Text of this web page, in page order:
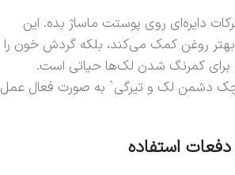
دایره‌ای روی پوستت ماساژ بده. این
روغن کمک می‌کند، بلکه گردش خون را
برای کمرنگ شدن لک‌ها حیاتی است.
دشمن لک و تیرگی` به صورت فعال عمل
استفاده